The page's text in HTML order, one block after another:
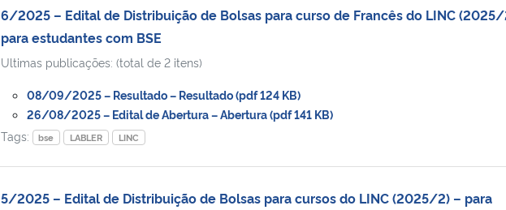
6/2025 – Edital de Distribuição de Bolsas para curso de Francês do LINC
para estudantes com BSE
Ultimas publicações: (total de 2 itens)
08/09/2025 – Resultado – Resultado (pdf 124 KB)
26/08/2025 – Edital de Abertura – Abertura (pdf 141 KB)
Tags:
bse LABLER LINC
5/2025 – Edital de Distribuição de Bolsas para cursos do LINC (2025/2) – para